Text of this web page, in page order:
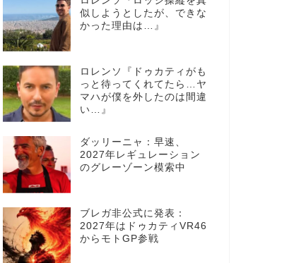
似しようとしたが、できな
かった理由は…』
ロレンソ『ドゥカティがも
っと待ってくれてたら…ヤ
マハが僕を外したのは間違
い…』
ダッリーニャ：早速、
2027年レギュレーション
のグレーゾーン模索中
ブレガ非公式に発表：
2027年はドゥカティVR46
からモトGP参戦